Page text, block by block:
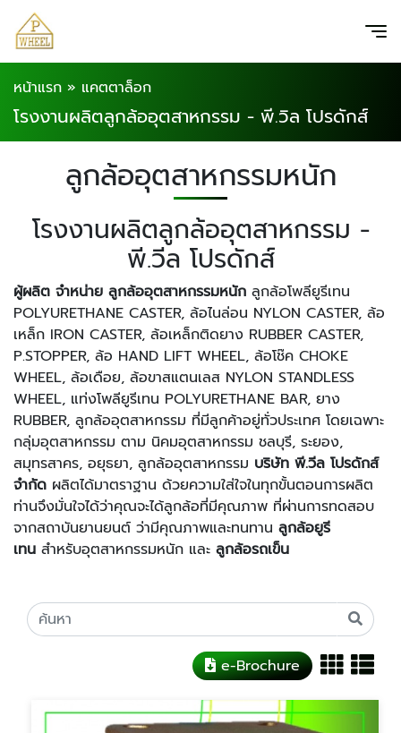
หน้าแรก » แคตตาล็อก
โรงงานผลิตลูกล้ออุตสาหกรรม - พี.วิล โปรดักส์
ลูกล้ออุตสาหกรรมหนัก
โรงงานผลิตลูกล้ออุตสาหกรรม -
พี.วีล โปรดักส์
ผู้ผลิต จำหน่าย ลูกล้ออุตสาหกรรมหนัก ลูกล้อโพลียูรีเทน
POLYURETHANE CASTER, ล้อไนล่อน NYLON CASTER, ล้อ
เหล็ก IRON CASTER, ล้อเหล็กติดยาง RUBBER CASTER,
P.STOPPER, ล้อ HAND LIFT WHEEL, ล้อโช๊ค CHOKE
WHEEL, ล้อเดือย, ล้อขาสแตนเลส NYLON STANDLESS
WHEEL, แท่งโพลียูรีเทน POLYURETHANE BAR, ยาง
RUBBER, ลูกล้ออุตสาหกรรม ที่มีลูกค้าอยู่ทั่วประเทศ โดยเฉพาะ
กลุ่มอุตสาหกรรม ตาม นิคมอุตสาหกรรม ชลบุรี, ระยอง,
สมุทรสาคร, อยุธยา, ลูกล้ออุตสาหกรรม บริษัท พี.วีล โปรดักส์
จำกัด ผลิตได้มาตราฐาน ด้วยความใส่ใจในทุกขั้นตอนการผลิต
ท่านจึงมั่นใจได้ว่าคุณจะได้ลูกล้อที่มีคุณภาพ ที่ผ่านการทดสอบ
จากสถาบันยานยนต์ ว่ามีคุณภาพและทนทาน ลูกล้อยูรี
เทน สำหรับอุตสาหกรรมหนัก และ ลูกล้อรถเข็น
e-Brochure